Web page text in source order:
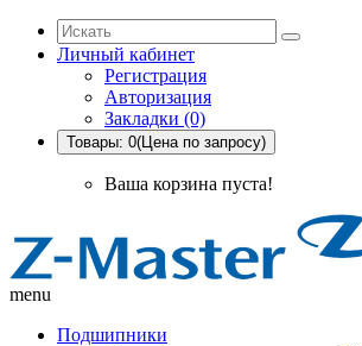
Личный кабинет
Регистрация
Авторизация
Закладки (0)
Товары: 0(Цена по запросу)
Ваша корзина пуста!
menu
Подшипники